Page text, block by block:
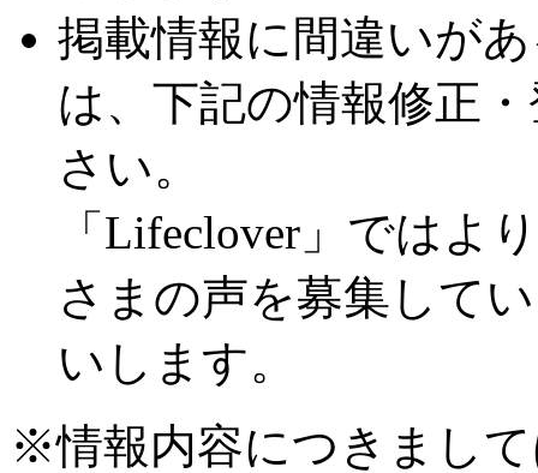
掲載情報に間違いが
は、下記の情報修正
さい。
「Lifeclover」ではよ
さまの声を募集して
いします。
※情報内容につきまし